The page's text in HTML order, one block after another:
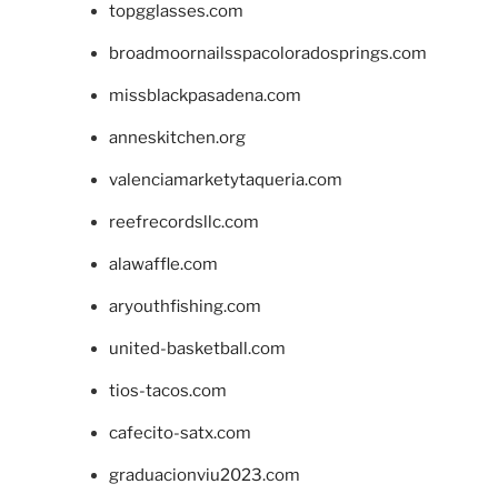
topgglasses.com
broadmoornailsspacoloradosprings.com
missblackpasadena.com
anneskitchen.org
valenciamarketytaqueria.com
reefrecordsllc.com
alawaffle.com
aryouthfishing.com
united-basketball.com
tios-tacos.com
cafecito-satx.com
graduacionviu2023.com